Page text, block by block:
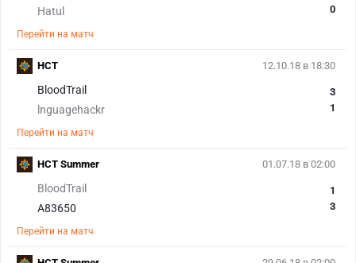
Hatul
0
Перейти на матч
12.10.18 в 18:30
BloodTrail
lnguagehackr
3
1
Перейти на матч
HCT
01.07.18 в 02:00
BloodTrail
A83650
1
3
Перейти на матч
HCT Summer